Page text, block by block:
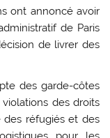
ont annoncé avoir
de Paris
de livrer des
des garde-côtes
des droits
des réfugiés et des